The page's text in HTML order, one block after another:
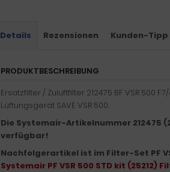
Details Rezensionen Kunden-Tipp
PRODUKTBESCHREIBUNG
Ersatzfilter / Zuluftfilter 212475 BF VSR 500
Lüftungsgerät SAVE VSR 500.
Die Systemair-Artikelnummer 212475
verfügbar!
Nachfolgerartikel ist im Filter-Set PF
Systemair PF VSR 500 STD kit (25212)